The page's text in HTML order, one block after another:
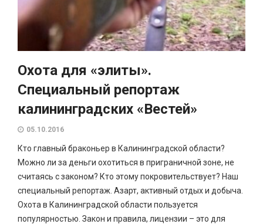
Охота для «элиты».
Специальный репортаж
калининградских «Вестей»
05.10.2016
Кто главный браконьер в Калининградской области?
Можно ли за деньги охотиться в приграничной зоне, не
считаясь с законом? Кто этому покровительствует? Наш
специальный репортаж. Азарт, активный отдых и добыча.
Охота в Калининградской области пользуется
популярностью. Закон и правила, лицензии – это для